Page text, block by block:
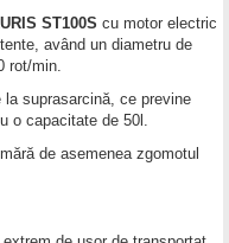
ST100S cu motor electric
având un diametru de
rot/min.
suprasarcină, ce previne
o capacitate de 50l.
de asemenea zgomotul